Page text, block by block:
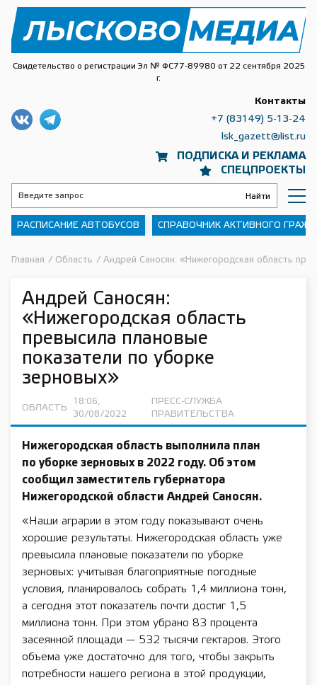
Свидетельство о регистрации Эл № ФС77-89980 от 22 сентября 2025
г.
ПОДПИСКА И РЕКЛАМА
СПЕЦПРОЕКТЫ
Контакты
+7 (83149) 5-13-24
lsk_gazett@list.ru
РАСПИСАНИЕ АВТОБУСОВ СПРАВОЧНИК АКТИВНОГО
Главная / Область / Андрей Саносян: «Нижегородская область
Андрей Саносян:
«Нижегородская область
превысила плановые
показатели по уборке
зерновых»
ОБЛАСТЬ
18:06,
30/08/2022
ПРЕСС-СЛУЖБА
ПРАВИТЕЛЬСТВА
Нижегородская область выполнила план
по уборке зерновых в 2022 году. Об этом
сообщил заместитель губернатора
Нижегородской областиАндрей Саносян.
«Наши аграрии в этом году показывают очень
хорошие результаты. Нижегородская область уже
превысила плановые показатели по уборке
зерновых: учитывая благоприятные погодные
условия, планировалось собрать 1,4 миллиона тонн,
а сегодня этот показатель почти достиг 1,5
миллиона тонн. При этом убрано 83 процента
засеянной площади — 532 тысячи гектаров. Этого
объема уже достаточно для того, чтобы закрыть
потребности нашего региона в этой продукции,